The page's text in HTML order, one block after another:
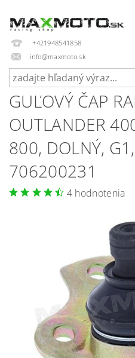
+421948541858
info@maxmoto.sk
GUĽOVÝ ČAP
OUTLANDER
800, DOLNÝ,
706200231
4 hodnotenia